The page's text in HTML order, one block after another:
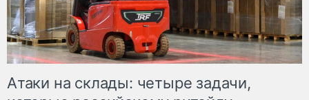
Атаки на склады: четыре задачи,